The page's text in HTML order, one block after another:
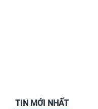
TIN MỚI NHẤT